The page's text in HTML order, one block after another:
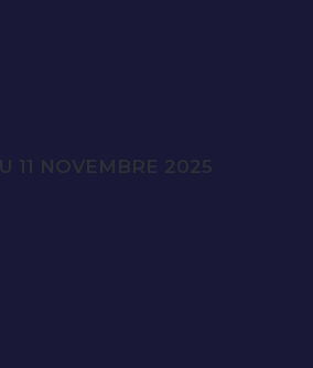
11 NOVEMBRE 2025